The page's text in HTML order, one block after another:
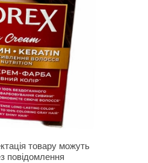
товару можуть
повідомлення